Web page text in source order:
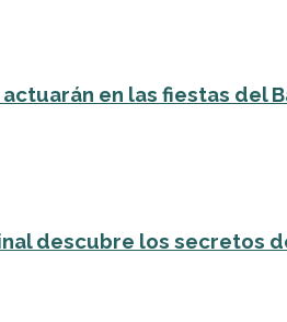
actuarán en las fiestas del
descubre los secretos